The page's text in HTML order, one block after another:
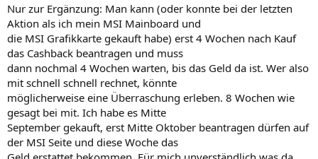
Nur zur Ergänzung: Man kann (oder konnte bei der letzten
Aktion als ich mein MSI Mainboard und
die MSI Grafikkarte gekauft habe) erst 4 Wochen nach Kauf
das Cashback beantragen und muss
dann nochmal 4 Wochen warten, bis das Geld da ist. Wer also
mit schnell schnell rechnet, könnte
möglicherweise eine Überraschung erleben. 8 Wochen wie
gesagt bei mit. Ich habe es Mitte
September gekauft, erst Mitte Oktober beantragen dürfen auf
der MSI Seite und diese Woche das